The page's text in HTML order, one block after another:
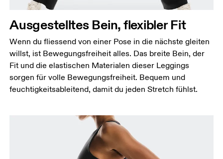
Miss um die breiteste Stelle deiner Hüfte herum.
Oberschenkel
auseinander sind. Miss um die breiteste Stelle
deines Oberschenkels herum.
Schrittlänge
Stell dich mit durchgedrückten Knien hin, die
Ausgestelltes Bein, flexibler Fit
Wenn du fliessend von einer Pose in die nächste gleiten
willst, ist Bewegungsfreiheit alles. Das breite Bein, der
Fit und die elastischen Materialen dieser Leggings
sorgen für volle Bewegungsfreiheit. Bequem und
feuchtigkeitsableitend, damit du jeden Stretch fühlst.